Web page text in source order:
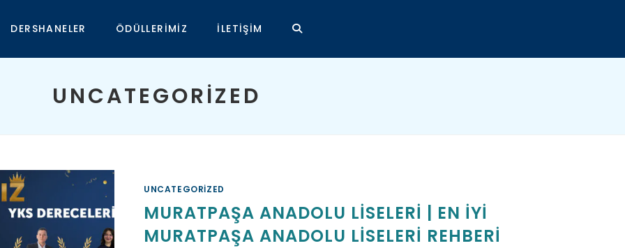
DERSHANELER ÖDÜLLERIMIZ İLETIŞIM TOGGLE
UNCATEGORIZED
UNCATEGORIZED
MURATPAŞA ANADOLU LISELERI | EN İYI
MURATPAŞA ANADOLU LISELERI REHBERI